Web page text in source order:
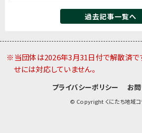
過去記事一覧へ
※当団体は2026年3月31日付で解散済で
せには対応していません。
プライバシーポリシー お
© Copyright くにたち地域コ